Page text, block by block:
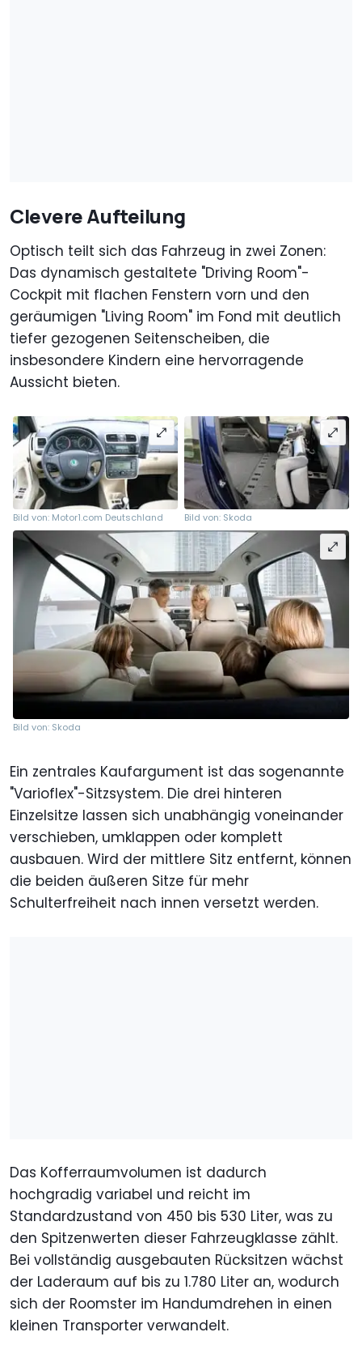
Clevere Aufteilung
Optisch teilt sich das Fahrzeug in zwei Zonen:
Das dynamisch gestaltete "Driving Room"-
Cockpit mit flachen Fenstern vorn und den
geräumigen "Living Room" im Fond mit deutlich
tiefer gezogenen Seitenscheiben, die
insbesondere Kindern eine hervorragende
Aussicht bieten.
Bild von: Motor1.com Deutschland Bild von: Skoda
Bild von: Skoda
Ein zentrales Kaufargument ist das sogenannte
"Varioflex"-Sitzsystem. Die drei hinteren
Einzelsitze lassen sich unabhängig voneinander
verschieben, umklappen oder komplett
ausbauen. Wird der mittlere Sitz entfernt, können
die beiden äußeren Sitze für mehr
Schulterfreiheit nach innen versetzt werden.
Das Kofferraumvolumen ist dadurch
hochgradig variabel und reicht im
Standardzustand von 450 bis 530 Liter, was zu
den Spitzenwerten dieser Fahrzeugklasse zählt.
Bei vollständig ausgebauten Rücksitzen wächst
der Laderaum auf bis zu 1.780 Liter an, wodurch
sich der Roomster im Handumdrehen in einen
kleinen Transporter verwandelt.